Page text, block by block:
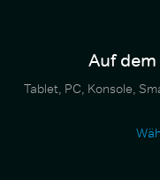
Auf
Tablet, PC, Konsole,